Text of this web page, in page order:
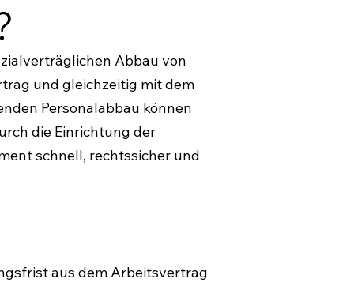
Abbau von
und gleichzeitig mit dem
Personalabbau können
die Einrichtung der
schnell, rechtssicher und
aus dem Arbeitsvertrag